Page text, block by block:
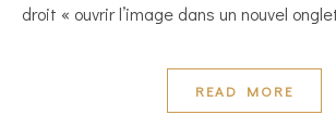
droit « ouvrir l’image dans un nouvel
READ MORE